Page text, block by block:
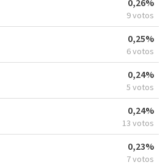
9 votos
0,25%
6 votos
0,24%
5 votos
0,24%
13 votos
0,23%
7 votos